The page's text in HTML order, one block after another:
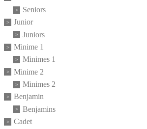
Seniors
Junior
Juniors
Minime 1
Minimes 1
Minime 2
Minimes 2
Benjamin
Benjamins
Cadet